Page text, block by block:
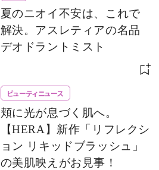
夏のニオイ不安は、これで
解決。アスレティアの名品
デオドラントミスト
ビューティニュース
頬に光が息づく肌へ。
【HERA】新作「リフレクシ
ョン リキッドブラッシュ」
の美肌映えがお見事！